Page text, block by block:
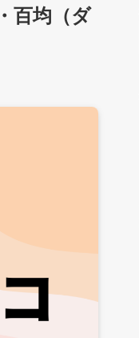
百均（ダ